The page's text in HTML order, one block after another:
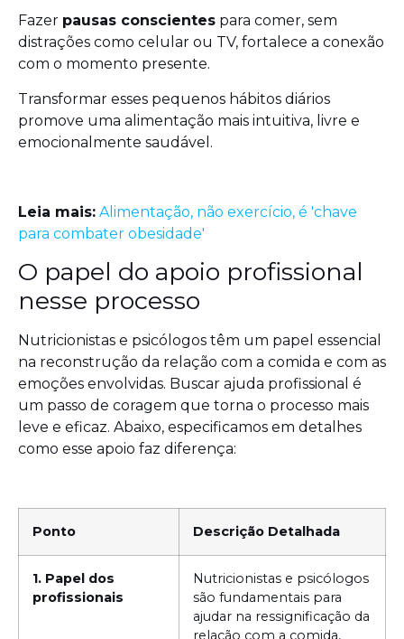
Fazer pausas conscientes para comer, sem
distrações como celular ou TV, fortalece a conexão
com o momento presente.
Transformar esses pequenos hábitos diários
promove uma alimentação mais intuitiva, livre e
emocionalmente saudável.
Leia mais: Alimentação, não exercício, é 'chave
para combater obesidade'
O papel do apoio profissional
nesse processo
Nutricionistas e psicólogos têm um papel essencial
na reconstrução da relação com a comida e com as
emoções envolvidas. Buscar ajuda profissional é
um passo de coragem que torna o processo mais
leve e eficaz. Abaixo, especificamos em detalhes
como esse apoio faz diferença:
Ponto Descrição Detalhada
1. Papel dos
profissionais
Nutricionistas e psicólogos
são fundamentais para
ajudar na ressignificação da
relação com a comida,